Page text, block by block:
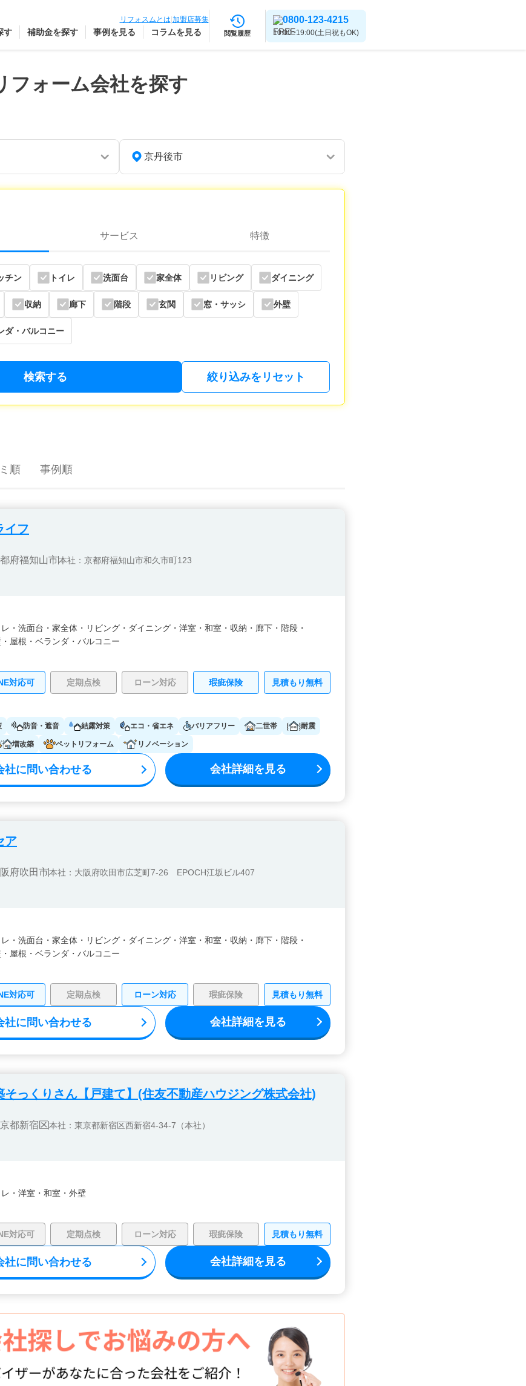
リフォスムとは|加盟店募集
す 補助金を探す 事例を見る コラムを見る 閲覧履歴
0800-123-4215
10:00~19:00(土日祝もOK)
フォーム会社を探す
京丹後市
サービス 特徴
チン トイレ 洗面台 家全体 リビング ダイニング
収納 廊下 階段 玄関 窓・サッシ 外壁
ダ・バルコニー
検索する 絞り込みをリセット
順 事例順
イフ
府福知山市本社：京都府福知山市和久市町123
・ 洗面台・ 家全体・ リビング・ ダイニング・ 洋室・ 和室・ 収納・ 廊下・ 階段・
屋根・ ベランダ・バルコニー
対応可 定期点検 ローン対応 瑕疵保険 見積もり無料
防音・遮音 結露対策 エコ・省エネ バリアフリー 二世帯 耐震
増改築 ペットリフォーム リノベーション
社に問い合わせる 会社詳細を見る
ア
府吹田市本社：大阪府吹田市広芝町7-26 EPOCH江坂ビル407
・ 洗面台・ 家全体・ リビング・ ダイニング・ 洋室・ 和室・ 収納・ 廊下・ 階段・
屋根・ ベランダ・バルコニー
対応可 定期点検 ローン対応 瑕疵保険 見積もり無料
社に問い合わせる 会社詳細を見る
そっくりさん【戸建て】(住友不動産ハウジング株式会社)
都新宿区本社：東京都新宿区西新宿4-34-7（本社）
・ 洋室・ 和室・ 外壁
対応可 定期点検 ローン対応 瑕疵保険 見積もり無料
社に問い合わせる 会社詳細を見る